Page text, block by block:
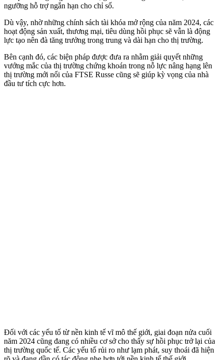
ngưỡng hỗ trợ ngắn hạn cho chỉ số.
Dù vậy, nhờ những chính sách tài khóa mở rộng của năm 2024, các
hoạt động sản xuất, thương mại, tiêu dùng hồi phục sẽ vẫn là động
lực tạo nên đà tăng trưởng trong trung và dài hạn cho thị trường.
Bên cạnh đó, các biện pháp được đưa ra nhằm giải quyết những
vướng mắc của thị trường chứng khoán trong nỗ lực nâng hạng lên
thị trường mới nổi của FTSE Russe cũng sẽ giúp kỳ vọng của nhà
đầu tư tích cực hơn.
Đối với các yếu tố từ nền kinh tế vĩ mô thế giới, giai đoạn nửa cuối
năm 2024 cũng đang có nhiều cơ sở cho thấy sự hồi phục trở lại của
thị trường quốc tế. Các yếu tố rủi ro như lạm phát, suy thoái đã hiện